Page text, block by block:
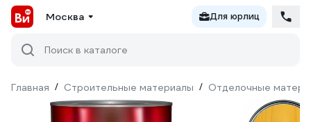
Москва Для юрлиц
Поиск в каталоге
Главная / Строительные материалы / Отделочные